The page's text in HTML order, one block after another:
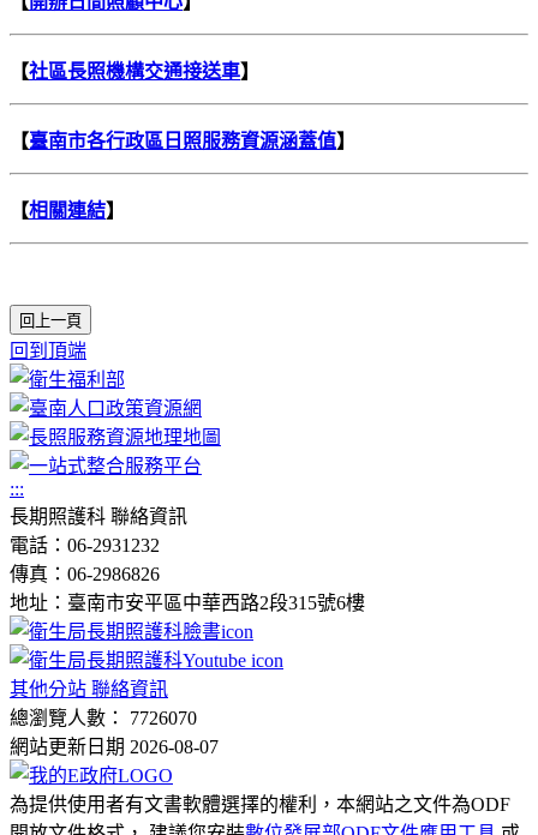
【社區長照機構交通接送車】
【臺南市各行政區日照服務資源涵蓋值】
【相關連結】
回上一頁
回到頂端
:::
長期照護科 聯絡資訊
電話：06-2931232
傳真：06-2986826
地址：臺南市安平區中華西路2段315號6樓
其他分站 聯絡資訊
總瀏覽人數： 7726070
網站更新日期 2026-08-07
為提供使用者有文書軟體選擇的權利，本網站之文件為ODF